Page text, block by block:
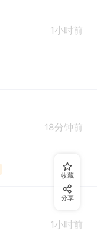
1小时前
18分钟前
1小时前
收藏
分享